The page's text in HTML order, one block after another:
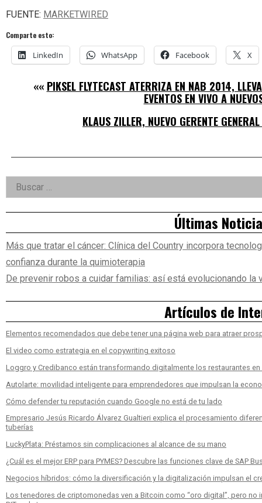
FUENTE: MARKETWIRED
Comparte esto:
LinkedIn WhatsApp Facebook X
«« PIKSEL FLYTECAST ATERRIZA EN NAB 2014,
EVENTOS EN VIVO A
KLAUS ZILLER, NUEVO GERENTE
Right
Asides
Buscar:
Últimas
Más que tratar el cáncer: Clínica del Country incorpora
confianza durante la quimioterapia
De prevenir robos a cuidar familias: así está evolucionando
Artículos de
Elementos recomendados que debe tener una página web para atraer
El video como estrategia en el copywriting exitoso
Loggro y Credibanco están transformando digitalmente los restaurantes
Autolarte: movilidad inteligente para emprendedores que impulsan la
Cómo defender tu reputación cuando Google no está de tu lado
Empresario Jesús Ricardo Álvarez Gualtieri explica el procesamiento
tuberías
LuckyPlata: Préstamos sin complicaciones al alcance de su mano
¿Cuál es el mejor ERP para PYMES? Descubre las funciones clave de SAP
Negocios híbridos: cómo la diversificación y la digitalización impulsan el
Los tenedores de criptomonedas ven a Bitcoin como “oro digital”, pero no